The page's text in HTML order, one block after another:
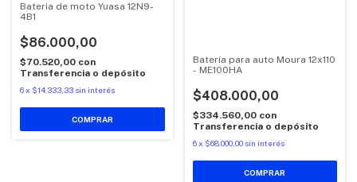
Bateria de moto Yuasa 12N9-
4B1
$86.000,00
$70.520,00 con
Transferencia o depósito
6x $14.333,33 sin interés
Batería para auto Moura 12x110
- ME100HA
$408.000,00
$334.560,00 con
Transferencia o depósito
6 x $68.000,00 sin interés